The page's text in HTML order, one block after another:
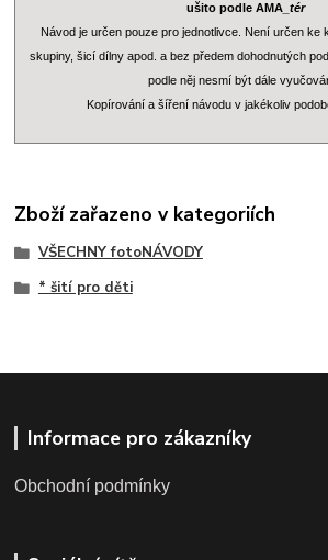
ušito podle AMA_tér
Návod je určen pouze pro jednotlivce. Není určen ke
skupiny, šicí dílny apod. a bez předem dohodnutých
podle něj nesmí být dále
Kopírování a šíření návodu v jakékoliv
Zboží zařazeno v kategoriích
VŠECHNY fotoNÁVODY
* šití pro děti
Informace pro zákazníky
Obchodní podmínky